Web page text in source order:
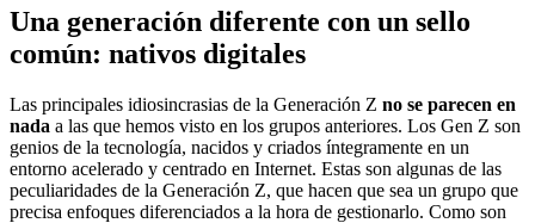
Una generación diferente con un sello
común: nativos digitales
Las principales idiosincrasias de la Generación Z no se parecen en
nada a las que hemos visto en los grupos anteriores. Los Gen Z son
genios de la tecnología, nacidos y criados íntegramente en un
entorno acelerado y centrado en Internet. Estas son algunas de las
peculiaridades de la Generación Z, que hacen que sea un grupo que
precisa enfoques diferenciados a la hora de gestionarlo. Como son